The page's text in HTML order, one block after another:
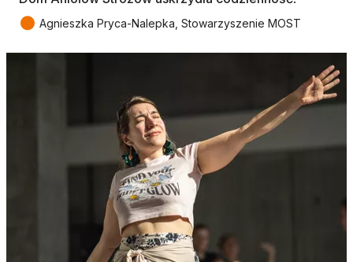
● Agnieszka Pryca-Nalepka, Stowarzyszenie MOST